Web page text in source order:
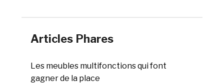
Articles Phares
Les meubles multifonctions qui font
gagner de la place